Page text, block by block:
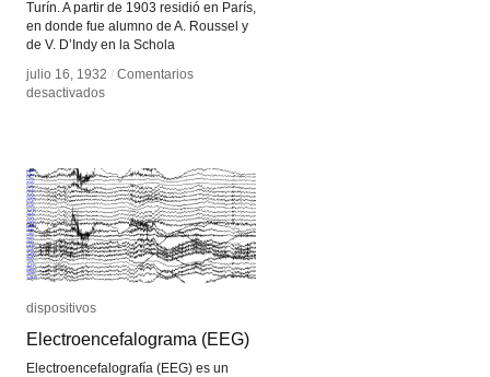
Turín. A partir de 1903 residió en París,
en donde fue alumno de A. Roussel y
de V. D’Indy en la Schola
julio 16, 1932 / Comentarios
desactivadosen
julio 16, 1932 / Comentarios
desactivadosen
dispositivos
Electroencefalograma (EEG)
Electroencefalografía (EEG) es un
dispositivos
Electroencefalograma (EEG)